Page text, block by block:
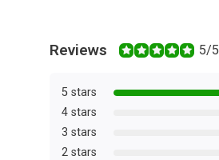
Reviews 5/5
5 stars
4 stars
3 stars
2 stars